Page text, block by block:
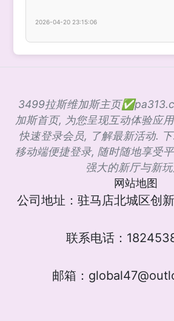
2026-04-20 23:15:06
3499拉斯维加斯主页
加斯首页, 为您呈现互动体验应
快速登录会员, 了解最新活动.
移动端便捷登录, 随时随地享受
强大的新厅与新
网站地图
公司地址：驻马店北城区创
联系电话：
邮箱：